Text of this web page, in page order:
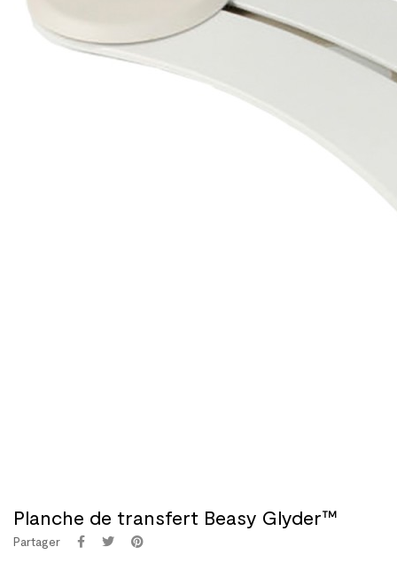
Planche de transfert Beasy Glyder™
Partager